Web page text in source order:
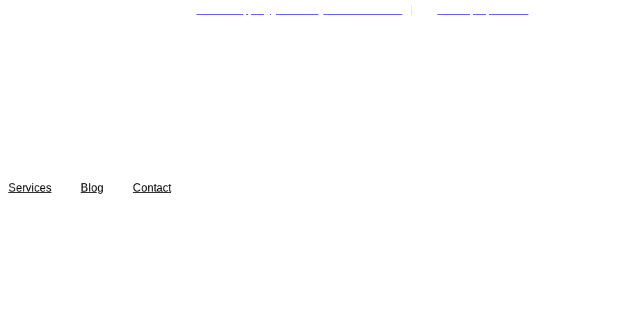
Services Blog
Contact